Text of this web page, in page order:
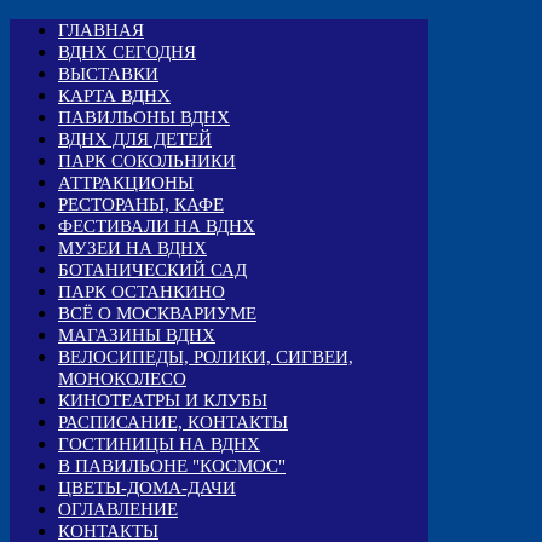
ГЛАВНАЯ
ВДНХ СЕГОДНЯ
ВЫСТАВКИ
КАРТА ВДНХ
ПАВИЛЬОНЫ ВДНХ
ВДНХ ДЛЯ ДЕТЕЙ
ПАРК СОКОЛЬНИКИ
АТТРАКЦИОНЫ
РЕСТОРАНЫ, КАФЕ
ФЕСТИВАЛИ НА ВДНХ
МУЗЕИ НА ВДНХ
БОТАНИЧЕСКИЙ САД
ПАРК ОСТАНКИНО
ВСЁ О МОСКВАРИУМЕ
МАГАЗИНЫ ВДНХ
ВЕЛОСИПЕДЫ, РОЛИКИ, СИГВЕИ,
МОНОКОЛЕСО
КИНОТЕАТРЫ И КЛУБЫ
РАСПИСАНИЕ, КОНТАКТЫ
ГОСТИНИЦЫ НА ВДНХ
В ПАВИЛЬОНЕ "КОСМОС"
ЦВЕТЫ-ДОМА-ДАЧИ
ОГЛАВЛЕНИЕ
КОНТАКТЫ